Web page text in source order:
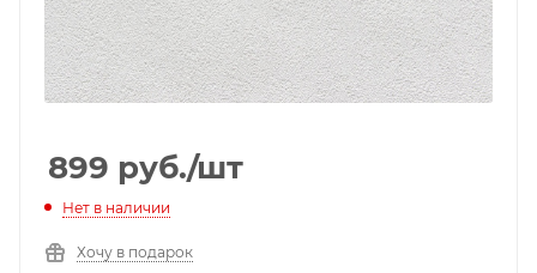
899 руб./шт
Нет в наличии
Хочу в подарок